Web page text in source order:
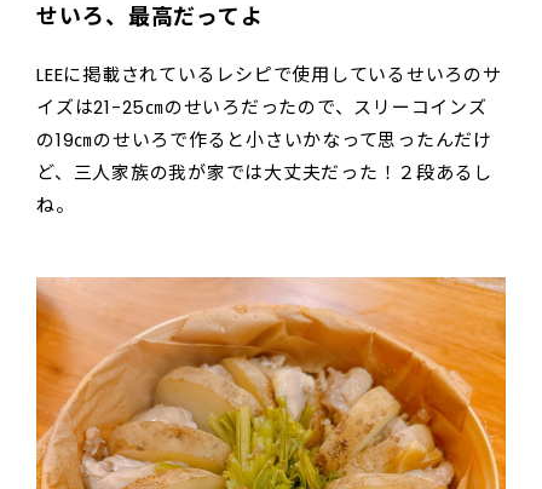
せいろ、最高だってよ
LEEに掲載されているレシピで使用しているせいろのサ
イズは21-25㎝のせいろだったので、スリーコインズ
の19㎝のせいろで作ると小さいかなって思ったんだけ
ど、三人家族の我が家では大丈夫だった！２段あるし
ね。